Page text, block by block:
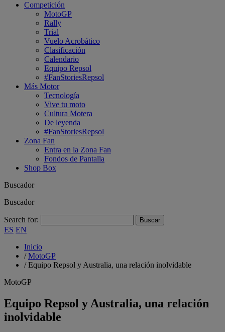
Competición
MotoGP
Rally
Trial
Vuelo Acrobático
Clasificación
Calendario
Equipo Repsol
#FanStoriesRepsol
Más Motor
Tecnología
Vive tu moto
Cultura Motera
De leyenda
#FanStoriesRepsol
Zona Fan
Entra en la Zona Fan
Fondos de Pantalla
Shop Box
Buscador
Buscador
Search for:
ES EN
Inicio
/MotoGP
/Equipo Repsol y Australia, una relación inolvidable
MotoGP
Equipo Repsol y Australia, una relación
inolvidable